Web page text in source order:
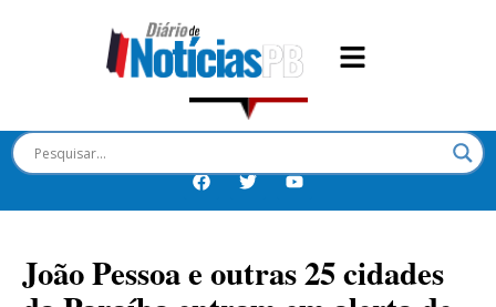
João Pessoa e outras 25 cidades